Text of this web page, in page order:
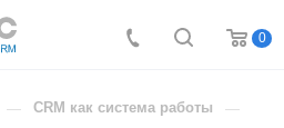
0
CRM как система работы